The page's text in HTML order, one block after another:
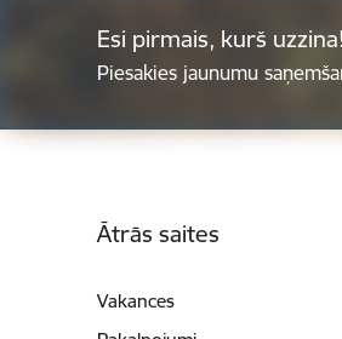
Esi pirmais, kurš uzzina!
Piesakies jaunumu
Ātrās saites
Vakances